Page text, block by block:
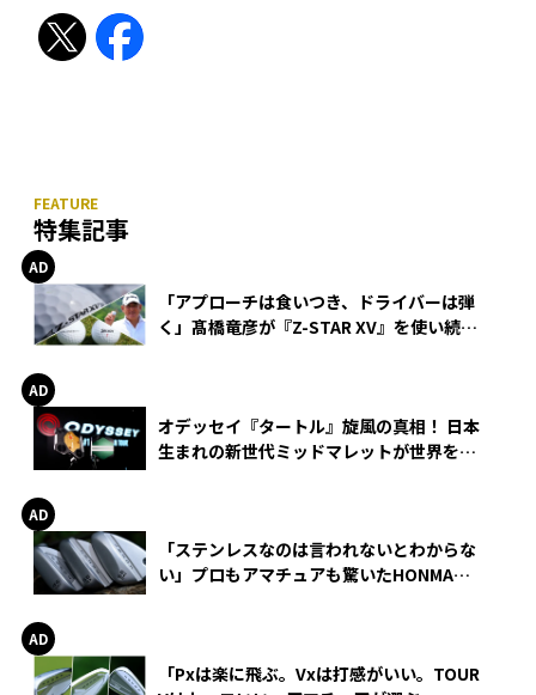
特集記事
「アプローチは食いつき、ドライバーは弾
く」髙橋竜彦が『Z-STAR XV』を使い続け
オデッセイ『タートル』旋風の真相！ 日本
生まれの新世代ミッドマレットが世界を席
「ステンレスなのは言われないとわからな
い」プロもアマチュアも驚いたHONMA
「Pxは楽に飛ぶ。Vxは打感がいい。TOUR